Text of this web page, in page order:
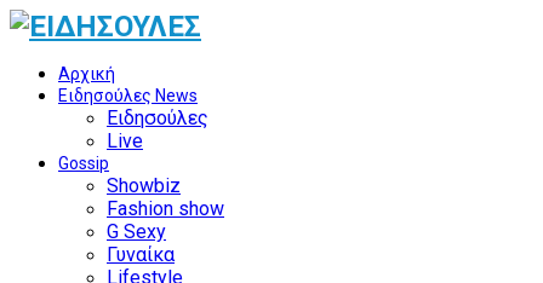
Αρχική
Ειδησούλες News
Ειδησούλες
Live
Gossip
Showbiz
Fashion show
G Sexy
Γυναίκα
Lifestyle